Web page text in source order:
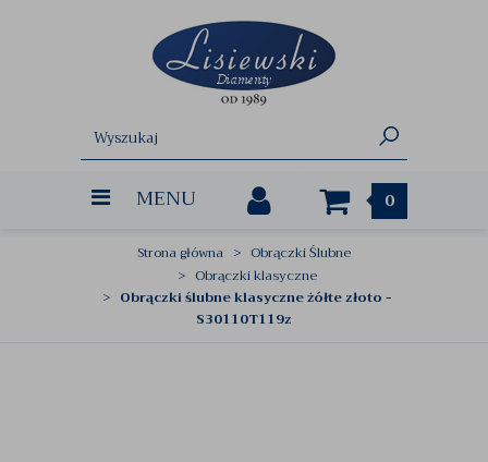
MENU 0
Strona główna
Obrączki Ślubne
Obrączki klasyczne
Obrączki ślubne klasyczne żółte złoto -
S30110T119z